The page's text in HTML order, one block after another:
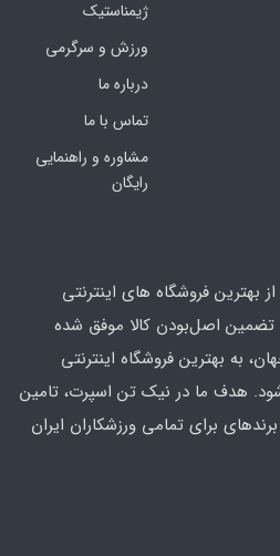
ژیمناستیک
ورزش و سرگرمی
درباره ما
تماس با ما
مشاوره و راهنمایی
رایگان
بهترین فروشگاه های اینترنتی
اصل‌بودن کالا موفق شده
به بهترین فروشگاه اینترنتی
هدف ما در نیک تن اسپرت، تامین
برای تمامی ورزشکاران ایران